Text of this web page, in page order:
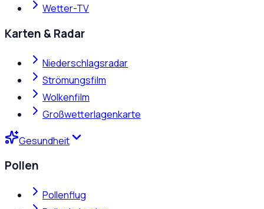
Wetter-TV
Karten & Radar
Niederschlagsradar
Strömungsfilm
Wolkenfilm
Großwetterlagenkarte
Gesundheit
Pollen
Pollenflug